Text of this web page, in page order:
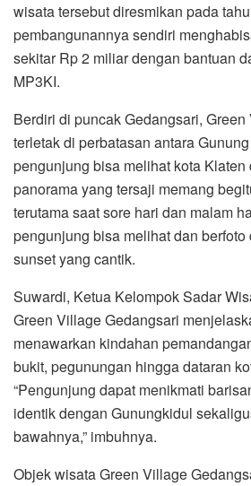
wisata tersebut diresmikan pada
pembangunannya sendiri
sekitar Rp 2 miliar dengan bantuan
MP3KI.
Berdiri di puncak Gedangsari,
terletak di perbatasan antara
pengunjung bisa melihat kota
panorama yang tersaji memang
terutama saat sore hari dan malam
pengunjung bisa melihat dan
sunset yang cantik.
Suwardi, Ketua Kelompok Sadar
Green Village Gedangsari
menawarkan kindahan
bukit, pegunungan hingga dataran
“Pengunjung dapat menikmati
identik dengan Gunungkidul
bawahnya,” imbuhnya.
Objek wisata Green Village